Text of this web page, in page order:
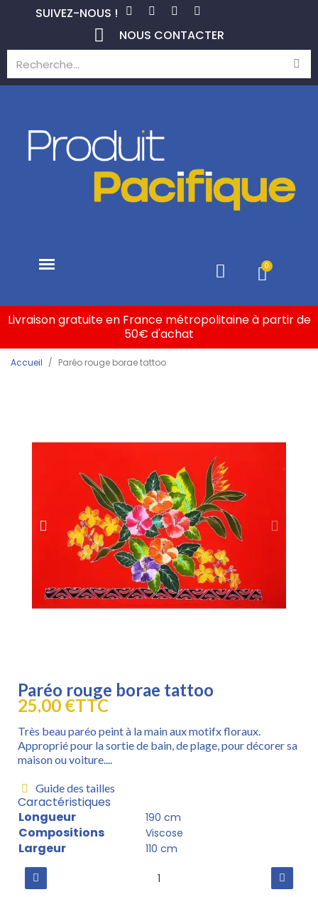
SUIVEZ-NOUS !
NOUS CONTACTER
Livraison gratuite en France métropolitaine à partir de
50€ d'achat
Accueil Paréo rouge borae tattoo
Paréo rouge borae tattoo
25,00 €TTC
Très beau paréo peint à la main aux motifx floraux.
Approprié pour la sortie de bain, de plage, pour décorer sa
maison ou voiture....
Guide des tailles
Caractéristiques
Longueur
190 cm
Compositions Viscose
Largeur 110 cm